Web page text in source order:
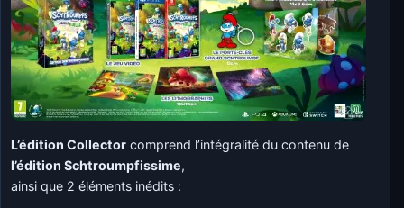
L’édition Collector comprend l’intégralité du contenu de
l’édition Schtroumpfissime,
ainsi que 2 éléments inédits :